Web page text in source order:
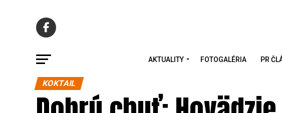
AKTUALITY FOTOGALÉRIA PR
KOKTAIL